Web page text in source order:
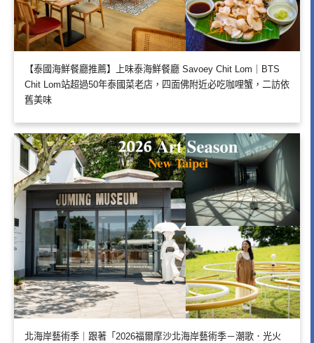
【泰國海鮮餐廳推薦】上味泰海鮮餐廳 Savoey Chit Lom｜BTS
Chit Lom站超過50年泰國菜老店，四面佛附近必吃咖哩蟹，二訪依
舊美味
北海岸藝術季｜跟著「2026福爾摩沙北海岸藝術季－潮歌．光火